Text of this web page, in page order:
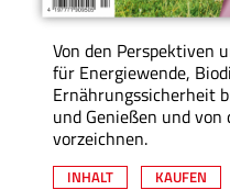
Von den Perspektiven
für Energiewende,
Ernährungssicherheit
und Genießen und
vorzeichnen.
INHALT KAUFEN